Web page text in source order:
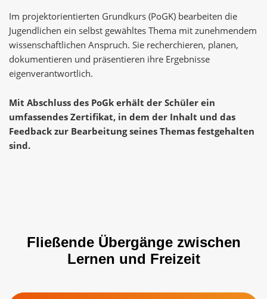
Im projektorientierten Grundkurs (PoGK) bearbeiten die
Jugendlichen ein selbst gewähltes Thema mit zunehmendem
wissenschaftlichen Anspruch. Sie recherchieren, planen,
dokumentieren und präsentieren ihre Ergebnisse
eigenverantwortlich.
Mit Abschluss des PoGk erhält der Schüler ein
umfassendes Zertifikat, in dem der Inhalt und das
Feedback zur Bearbeitung seines Themas festgehalten
sind.
Fließende Übergänge zwischen
Lernen und Freizeit